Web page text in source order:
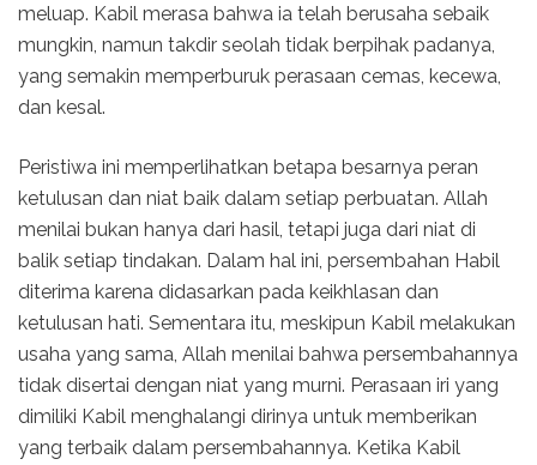
meluap. Kabil merasa bahwa ia telah berusaha sebaik
mungkin, namun takdir seolah tidak berpihak padanya,
yang semakin memperburuk perasaan cemas, kecewa,
dan kesal.
Peristiwa ini memperlihatkan betapa besarnya peran
ketulusan dan niat baik dalam setiap perbuatan. Allah
menilai bukan hanya dari hasil, tetapi juga dari niat di
balik setiap tindakan. Dalam hal ini, persembahan Habil
diterima karena didasarkan pada keikhlasan dan
ketulusan hati. Sementara itu, meskipun Kabil melakukan
usaha yang sama, Allah menilai bahwa persembahannya
tidak disertai dengan niat yang murni. Perasaan iri yang
dimiliki Kabil menghalangi dirinya untuk memberikan
yang terbaik dalam persembahannya. Ketika Kabil